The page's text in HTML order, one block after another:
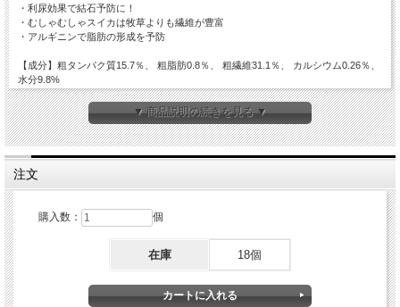
・利尿効果で結石予防に！
・むしゃむしゃスイカは牧草よりも繊維が豊富
・アルギニンで脂肪の形成を予防
【成分】粗タンパク質15.7％、 粗脂肪0.8％、 粗繊維31.1％、 カルシウム0.26％、
水分9.8%
スイカの皮？これがやみつきになるほどよく食べてくれます。内容もたっぷりの
60g。あたらしい定番おやつの仲間入りです。
対象ペット：うさぎ・チンチラ・モルモット・他の草食動物
▼ 商品説明の続きを見る ▼
注文
購入数： 個
在庫 18個